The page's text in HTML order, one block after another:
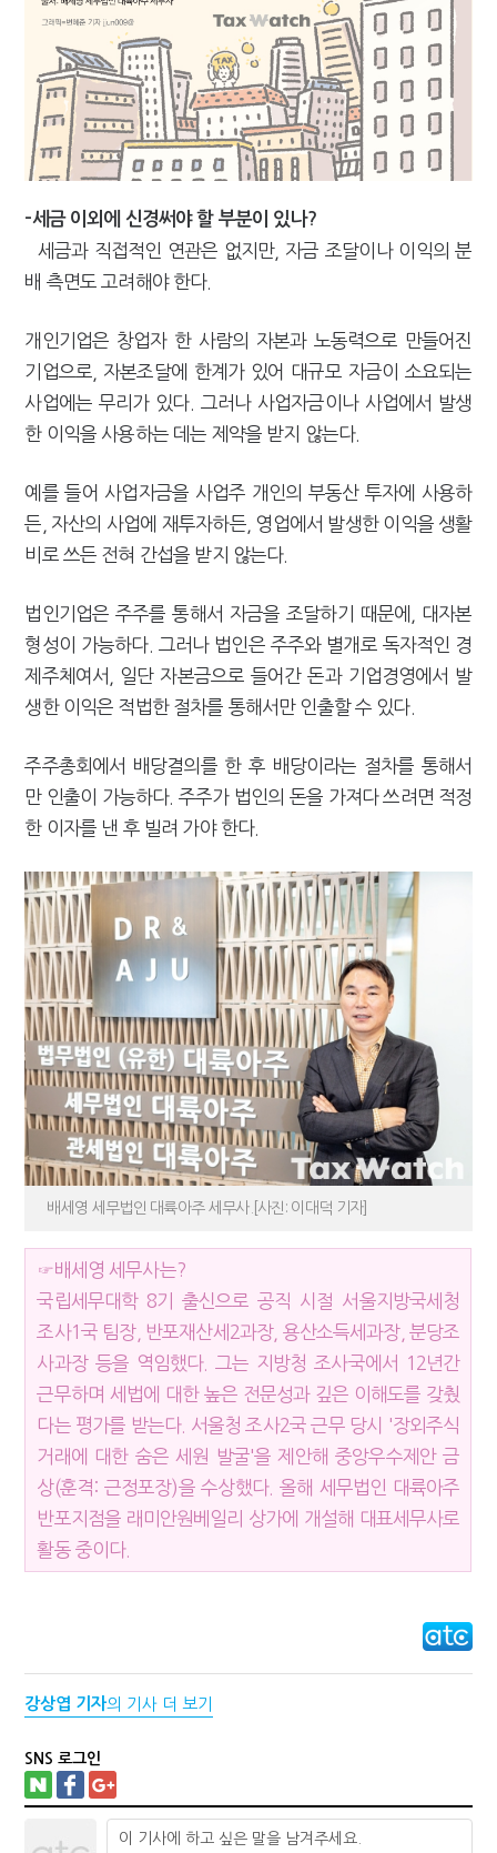
-세금 이외에 신경써야 할 부분이 있나?
세금과 직접적인 연관은 없지만, 자금 조달이나 이익의 분
배 측면도 고려해야 한다.
개인기업은 창업자 한 사람의 자본과 노동력으로 만들어진
기업으로, 자본조달에 한계가 있어 대규모 자금이 소요되는
사업에는 무리가 있다. 그러나 사업자금이나 사업에서 발생
한 이익을 사용하는 데는 제약을 받지 않는다.
예를 들어 사업자금을 사업주 개인의 부동산 투자에 사용하
든, 자산의 사업에 재투자하든, 영업에서 발생한 이익을 생활
비로 쓰든 전혀 간섭을 받지 않는다.
법인기업은 주주를 통해서 자금을 조달하기 때문에, 대자본
형성이 가능하다. 그러나 법인은 주주와 별개로 독자적인 경
제주체여서, 일단 자본금으로 들어간 돈과 기업경영에서 발
생한 이익은 적법한 절차를 통해서만 인출할 수 있다.
주주총회에서 배당결의를 한 후 배당이라는 절차를 통해서
만 인출이 가능하다. 주주가 법인의 돈을 가져다 쓰려면 적정
한 이자를 낸 후 빌려 가야 한다.
배세영 세무법인 대륙아주 세무사.[사진: 이대덕 기자]
☞배세영 세무사는?
국립세무대학 8기 출신으로 공직 시절 서울지방국세청
조사1국 팀장, 반포재산세2과장, 용산소득세과장, 분당조
사과장 등을 역임했다. 그는 지방청 조사국에서 12년간
근무하며 세법에 대한 높은 전문성과 깊은 이해도를 갖췄
다는 평가를 받는다. 서울청 조사2국 근무 당시 '장외주식
거래에 대한 숨은 세원 발굴'을 제안해 중앙우수제안 금
상(훈격: 근정포장)을 수상했다. 올해 세무법인 대륙아주
반포지점을 래미안원베일리 상가에 개설해 대표세무사로
활동 중이다.
강상엽 기자의 기사 더 보기
SNS 로그인